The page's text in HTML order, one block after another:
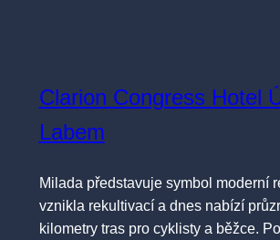
Clarion Congress Hotel
Labem
Milada představuje symbol moderní
vznikla rekultivací a dnes nabízí
kilometry tras pro cyklisty a běžce.